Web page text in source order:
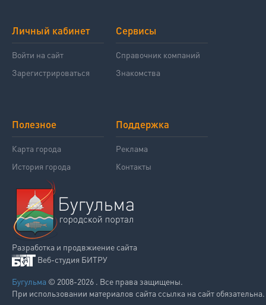
Личный кабинет
Войти на сайт
Зарегистрироваться
Сервисы
Справочник компаний
Знакомства
Полезное
Карта города
История города
Поддержка
Реклама
Контакты
Разработка и продвжиение сайта
Веб-студия БИТРУ
Бугульма © 2008-2026 . Все права защищены.
При использовании материалов сайта ссылка на сайт обязательна.